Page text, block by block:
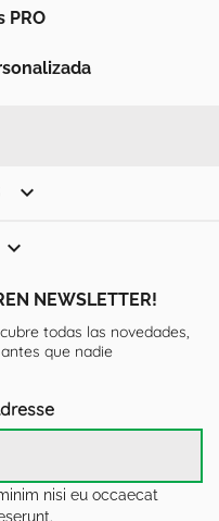
PRO


NEWSLETTER!
todas las novedades,
que nadie
nisi eu occaecat